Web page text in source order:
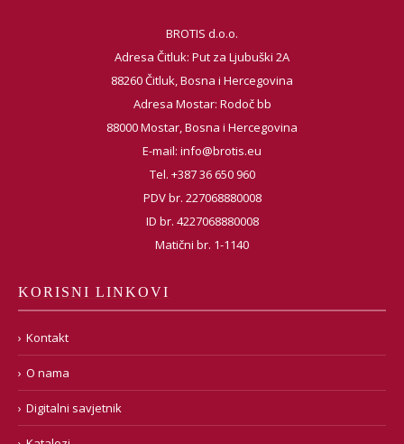
BROTIS d.o.o.
Adresa Čitluk: Put za Ljubuški 2A
88260 Čitluk, Bosna i Hercegovina
Adresa Mostar: Rodoč bb
88000 Mostar, Bosna i Hercegovina
E-mail: info@brotis.eu
Tel. +387 36 650 960
PDV br. 227068880008
ID br. 4227068880008
Matični br. 1-1140
KORISNI LINKOVI
Kontakt
O nama
Digitalni savjetnik